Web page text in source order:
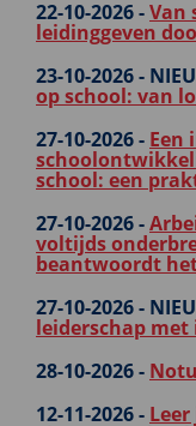
22-10-2026 -Van
leidinggeven
23-10-2026 -
op school: van
27-10-2026 - Een
school: een
27-10-2026 -
voltijds
beantwoordt
27-10-2026 -
leiderschap
28-10-2026 -
12-11-2026 -